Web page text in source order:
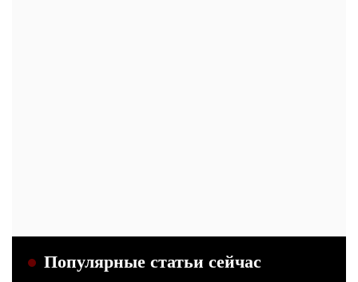
Популярные статьи сейчас